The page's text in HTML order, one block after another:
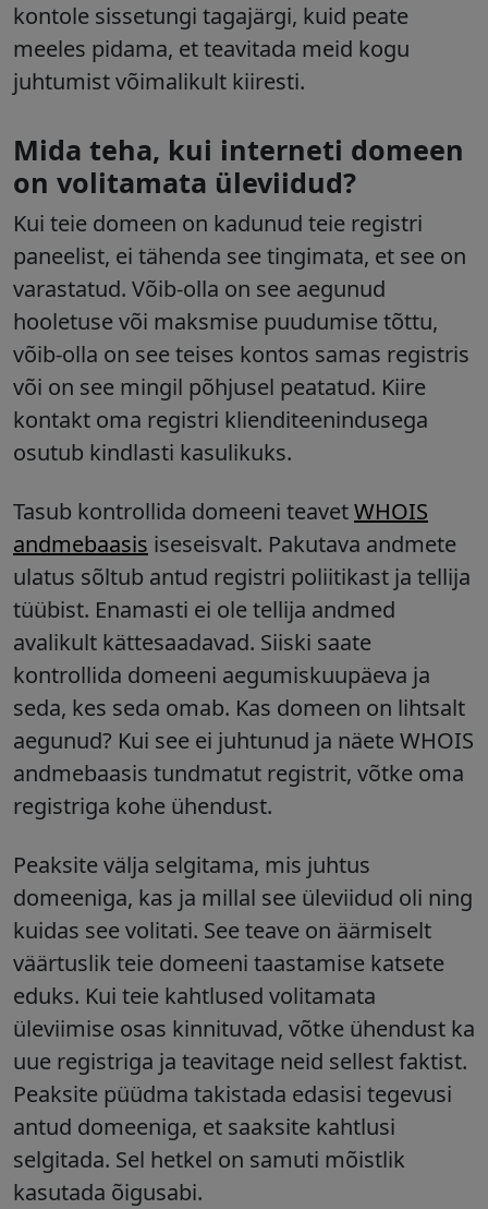
kontole sissetungi tagajärgi, kuid peate
meeles pidama, et teavitada meid kogu
juhtumist võimalikult kiiresti.
Mida teha, kui interneti domeen
on volitamata üleviidud?
Kui teie domeen on kadunud teie registri
paneelist, ei tähenda see tingimata, et see on
varastatud. Võib-olla on see aegunud
hooletuse või maksmise puudumise tõttu,
võib-olla on see teises kontos samas registris
või on see mingil põhjusel peatatud. Kiire
kontakt oma registri klienditeenindusega
osutub kindlasti kasulikuks.
Tasub kontrollida domeeni teavetWHOIS
andmebaasis iseseisvalt. Pakutava andmete
ulatus sõltub antud registri poliitikast ja tellija
tüübist. Enamasti ei ole tellija andmed
avalikult kättesaadavad. Siiski saate
kontrollida domeeni aegumiskuupäeva ja
seda, kes seda omab. Kas domeen on lihtsalt
aegunud? Kui see ei juhtunud ja näete WHOIS
andmebaasis tundmatut registrit, võtke oma
registriga kohe ühendust.
Peaksite välja selgitama, mis juhtus
domeeniga, kas ja millal see üleviidud oli ning
kuidas see volitati. See teave on äärmiselt
väärtuslik teie domeeni taastamise katsete
eduks. Kui teie kahtlused volitamata
üleviimise osas kinnituvad, võtke ühendust ka
uue registriga ja teavitage neid sellest faktist.
Peaksite püüdma takistada edasisi tegevusi
antud domeeniga, et saaksite kahtlusi
selgitada. Sel hetkel on samuti mõistlik
kasutada õigusabi.